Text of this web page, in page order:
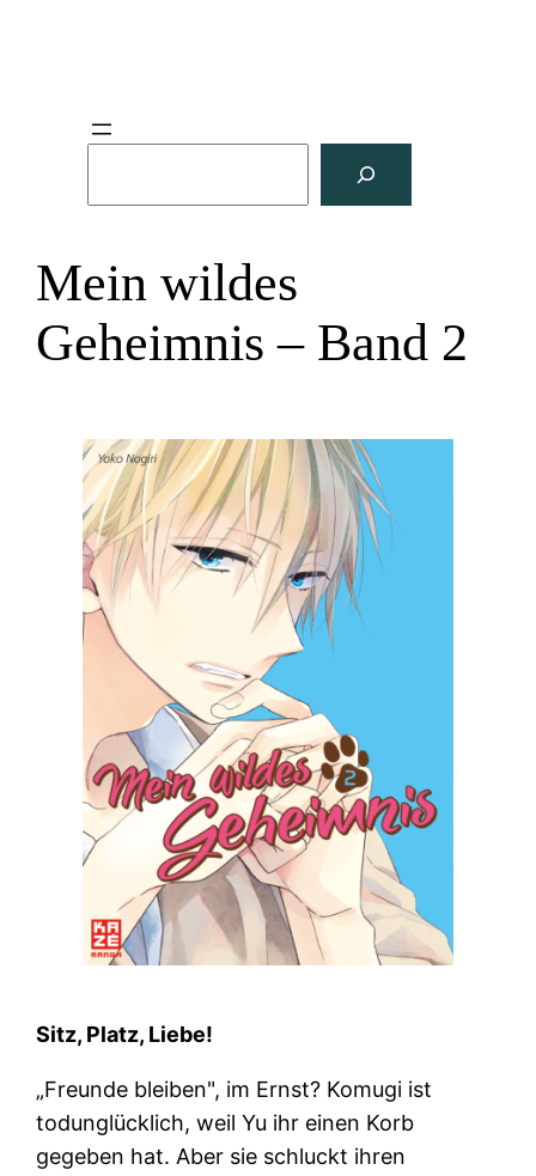
e
n
Mein wildes
Geheimnis – Band 2
Sitz, Platz, Liebe!
„Freunde bleiben", im Ernst? Komugi ist
todunglücklich, weil Yu ihr einen Korb
gegeben hat. Aber sie schluckt ihren